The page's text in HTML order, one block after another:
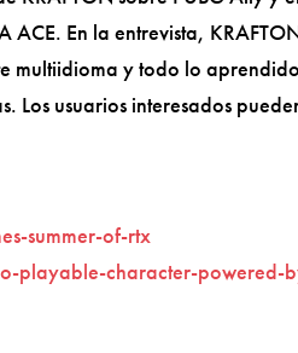
En la entrevista,
multiidioma y todo lo
Los usuarios interesados
summer-of-rtx
character-powered-